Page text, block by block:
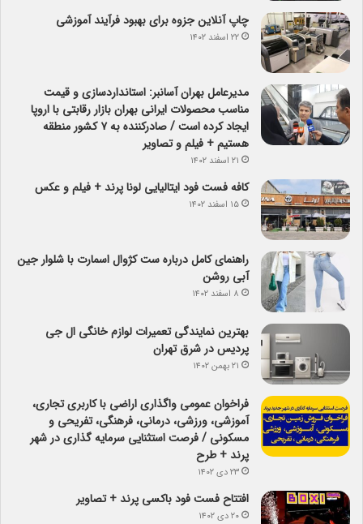
چاپ آنلاین جزوه برای بهبود فرآیند آموزشی
۲۲ اسفند ۱۴۰۲
مدیرعامل بهران آسانبر: استانداردسازی و قیمت
مناسب محصولات ایرانی بهران بازار رقابتی با اروپا
ایجاد کرده است / صادرکننده به ۷ کشور منطقه
هستیم + فیلم و تصاویر
۲۱ اسفند ۱۴۰۲
کافه فست فود ایتالیایی لونا پرند + فیلم و عکس
۱۵ اسفند ۱۴۰۲
راهنمای کامل درباره ست کژوال اسمارت با شلوار جین
آبی روشن
۸ اسفند ۱۴۰۲
بهترین نمایندگی تعمیرات لوازم خانگی ال جی
پردیس در شرق تهران
۲۱ بهمن ۱۴۰۲
فراخوان عمومی واگذاری اراضی با کاربری تجاری،
آموزشی، ورزشی، درمانی، فرهنگی، تفریحی و
مسکونی / فرصت استثنایی سرمایه گذاری در شهر
پرند + طرح
۲۳ دی ۱۴۰۲
افتتاح فست فود باکسی پرند + تصاویر
۲۰ دی ۱۴۰۲